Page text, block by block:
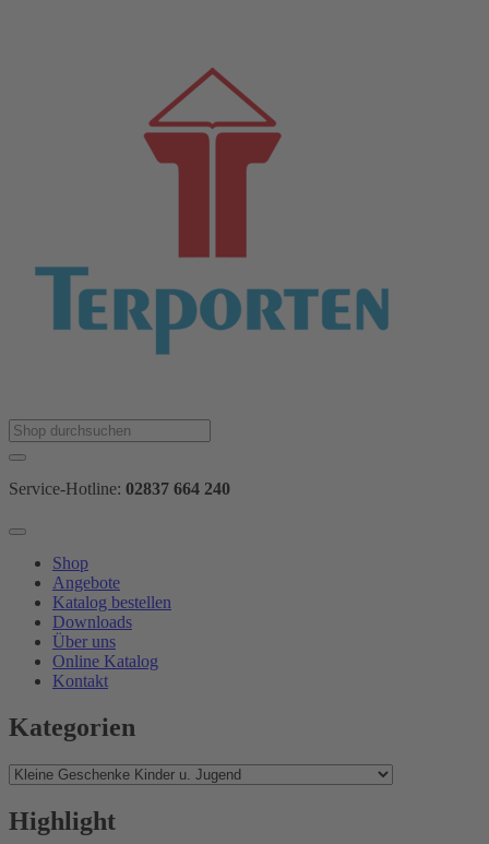
Service-Hotline: 02837 664 240
Shop
Angebote
Katalog bestellen
Downloads
Über uns
Online Katalog
Kontakt
Kategorien
Highlight